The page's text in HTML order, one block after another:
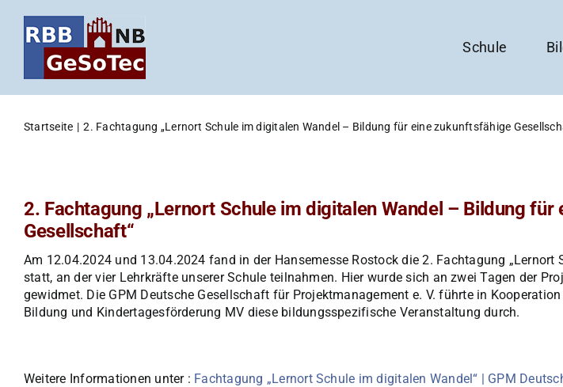
Inhalt
springen
Schule
Startseite 2. Fachtagung „Lernort Schule im digitalen Wandel – Bildung für eine zukunftsfähige
2. Fachtagung „Lernort Schule im digitalen Wandel – Bildung
Gesellschaft“
Am 12.04.2024 und 13.04.2024 fand in der Hansemesse Rostock die 2. Fachtagung „Lernort
statt, an der vier Lehrkräfte unserer Schule teilnahmen. Hier wurde sich an zwei Tagen der
gewidmet. Die GPM Deutsche Gesellschaft für Projektmanagement e. V. führte in
Bildung und Kindertagesförderung MV diese bildungsspezifische Veranstaltung durch.
Weitere Informationen unter : Fachtagung „Lernort Schule im digitalen Wandel“ | GPM